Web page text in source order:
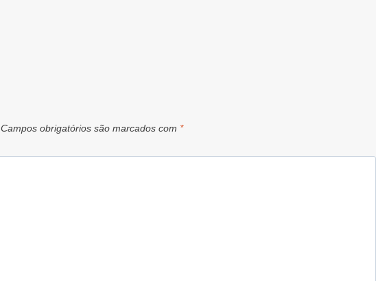
Campos obrigatórios são marcados com *